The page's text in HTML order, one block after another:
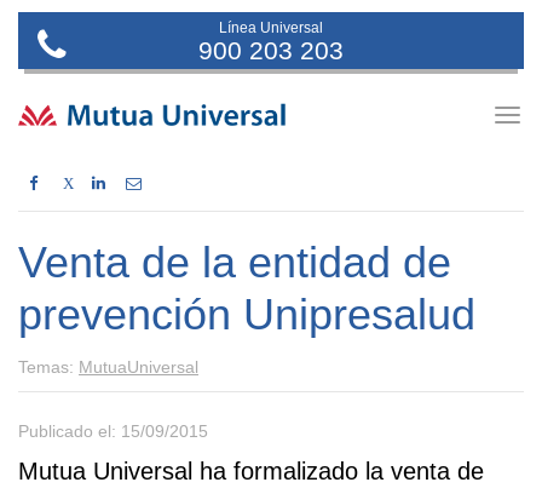
Línea Universal
900 203 203
X
Venta de la entidad de
prevención Unipresalud
Temas: MutuaUniversal
Publicado el: 15/09/2015
Mutua Universal ha formalizado la venta de